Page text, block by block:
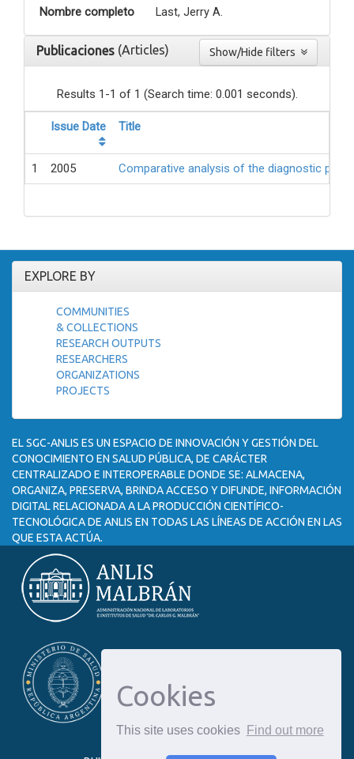
Cookies
This site uses cookies Find out more
Nombre completo Last, Jerry A.
Publicaciones (Articles)
Results 1-1 of 1 (Search time: 0.001 seconds).
Issue Date Title
1 2005 Comparative analysis of the diagnostic
EXPLORE BY
COMMUNITIES
& COLLECTIONS
RESEARCH OUTPUTS
RESEARCHERS
ORGANIZATIONS
PROJECTS
EL SGC-ANLIS ES UN ESPACIO DE INNOVACIÓN Y GESTIÓN DEL
CONOCIMIENTO EN SALUD PÚBLICA, DE CARÁCTER
CENTRALIZADO E INTEROPERABLE DONDE SE: ALMACENA,
ORGANIZA, PRESERVA, BRINDA ACCESO Y DIFUNDE, INFORMACIÓN
DIGITAL RELACIONADA A LA PRODUCCIÓN CIENTÍFICO-
TECNOLÓGICA DE ANLIS EN TODAS LAS LÍNEAS DE ACCIÓN EN LAS
QUE ESTA ACTÚA.